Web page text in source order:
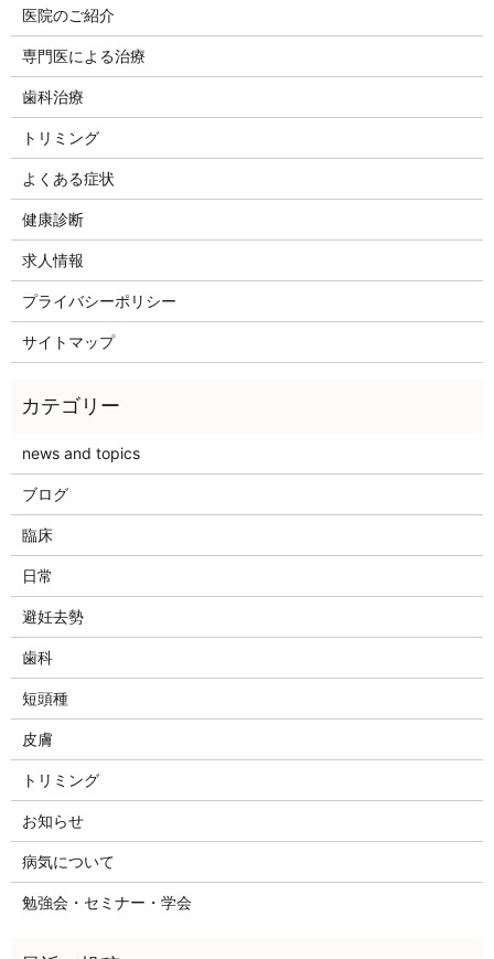
医院のご紹介
専門医による治療
歯科治療
トリミング
よくある症状
健康診断
求人情報
プライバシーポリシー
サイトマップ
news and topics
ブログ
臨床
日常
避妊去勢
歯科
短頭種
皮膚
トリミング
お知らせ
病気について
勉強会・セミナー・学会